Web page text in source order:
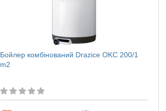
Бойлер комбінований Drazice OKC 200/1
m2